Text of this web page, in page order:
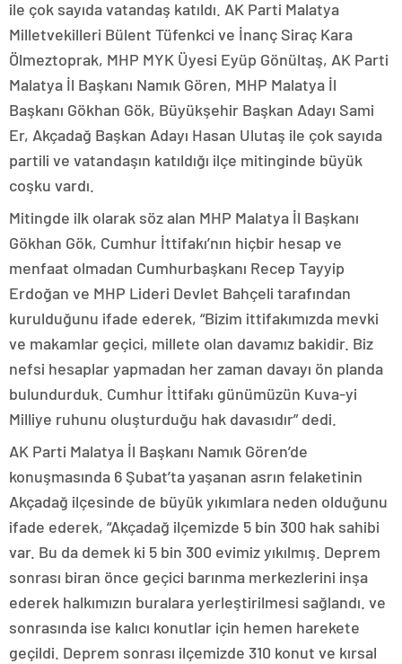
ile çok sayıda vatandaş katıldı. AK Parti Malatya
Milletvekilleri Bülent Tüfenkci ve İnanç Siraç Kara
Ölmeztoprak, MHP MYK Üyesi Eyüp Gönültaş, AK Parti
Malatya İl Başkanı Namık Gören, MHP Malatya İl
Başkanı Gökhan Gök, Büyükşehir Başkan Adayı Sami
Er, Akçadağ Başkan Adayı Hasan Ulutaş ile çok sayıda
partili ve vatandaşın katıldığı ilçe mitinginde büyük
coşku vardı.
Mitingde ilk olarak söz alan MHP Malatya İl Başkanı
Gökhan Gök, Cumhur İttifakı’nın hiçbir hesap ve
menfaat olmadan Cumhurbaşkanı Recep Tayyip
Erdoğan ve MHP Lideri Devlet Bahçeli tarafından
kurulduğunu ifade ederek, “Bizim ittifakımızda mevki
ve makamlar geçici, millete olan davamız bakidir. Biz
nefsi hesaplar yapmadan her zaman davayı ön planda
bulundurduk. Cumhur İttifakı günümüzün Kuva-yi
Milliye ruhunu oluşturduğu hak davasıdır” dedi.
AK Parti Malatya İl Başkanı Namık Gören’de
konuşmasında 6 Şubat’ta yaşanan asrın felaketinin
Akçadağ ilçesinde de büyük yıkımlara neden olduğunu
ifade ederek, “Akçadağ ilçemizde 5 bin 300 hak sahibi
var. Bu da demek ki 5 bin 300 evimiz yıkılmış. Deprem
sonrası biran önce geçici barınma merkezlerini inşa
ederek halkımızın buralara yerleştirilmesi sağlandı. ve
sonrasında ise kalıcı konutlar için hemen harekete
geçildi. Deprem sonrası ilçemizde 310 konut ve kırsal